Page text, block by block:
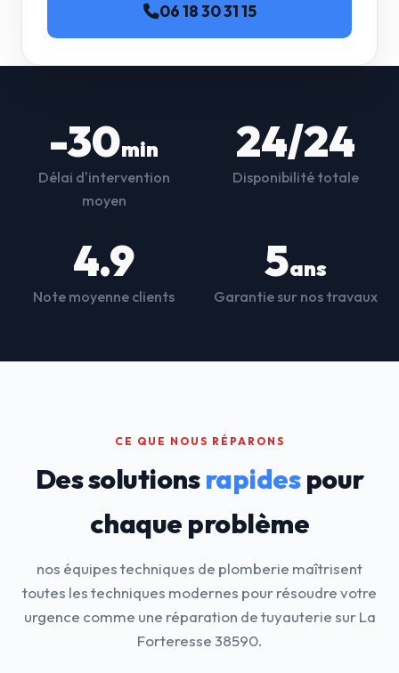
06 18 30 31 15
-30min
Délai d'intervention
moyen
24/24
Disponibilité totale
4.9
Note moyenne clients
5ans
Garantie sur nos travaux
CE QUE NOUS RÉPARONS
Des solutionsrapidespour
chaque problème
nos équipes techniques de plomberie maîtrisent
toutes les techniques modernes pour résoudre votre
urgence comme une réparation de tuyauterie sur La
Forteresse 38590.